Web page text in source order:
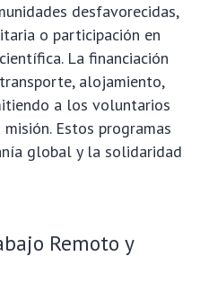
desfavorecidas,
o participación en
La financiación
alojamiento,
a los voluntarios
Estos programas
global y la solidaridad
Remoto y